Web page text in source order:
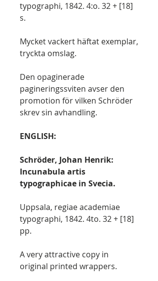
typographi, 1842. 4:o. 32 + [18]
s.
Mycket vackert häftat exemplar,
tryckta omslag.
Den opaginerade
pagineringssviten avser den
promotion för vilken Schröder
skrev sin avhandling.
ENGLISH:
Schröder, Johan Henrik:
Incunabula artis
typographicae in Svecia.
Uppsala, regiae academiae
typographi, 1842. 4to. 32 + [18]
pp.
A very attractive copy in
original printed wrappers.